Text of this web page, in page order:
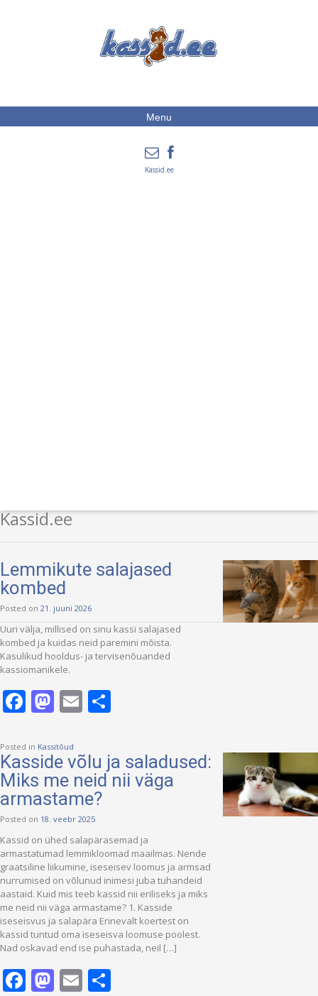
Menu
Kassid.ee
Kassid.ee
Lemmikute salajased
kombed
Posted on 21. juuni 2026
Uuri välja, millised on sinu kassi salajased
kombed ja kuidas neid paremini mõista.
Kasulikud hooldus- ja tervisenõuanded
kassiomanikele.
Facebook
Mastodon
Email
Posted in Kassitõud
Kasside võlu ja saladused:
Miks me neid nii väga
armastame?
Posted on 18. veebr 2025
Kassid on ühed salapärasemad ja
armastatumad lemmikloomad maailmas. Nende
graatsiline liikumine, iseseisev loomus ja armsad
nurrumised on võlunud inimesi juba tuhandeid
aastaid. Kuid mis teeb kassid nii eriliseks ja miks
me neid nii väga armastame? 1. Kasside
iseseisvus ja salapära Erinevalt koertest on
kassid tuntud oma iseseisva loomuse poolest.
Nad oskavad end ise puhastada, neil […]
Facebook
Mastodon
Email